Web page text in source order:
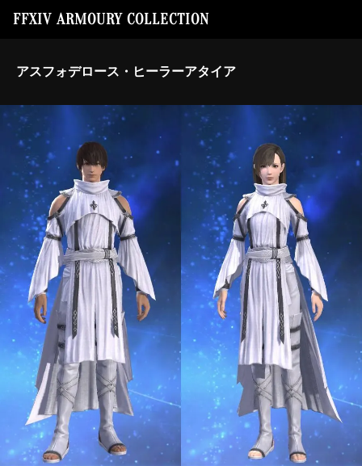
FFXIV ARMOURY COLLECTION
アスフォデロース・ヒーラーアタイア